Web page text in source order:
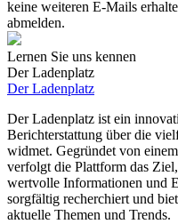
keine weiteren E-Mails
abmelden.
Lernen Sie uns kennen
Der Ladenplatz
Der Ladenplatz
Der Ladenplatz ist ein
Berichterstattung über die
widmet. Gegründet von
verfolgt die Plattform das
wertvolle Informationen und
sorgfältig recherchiert und
aktuelle Themen und Trends.